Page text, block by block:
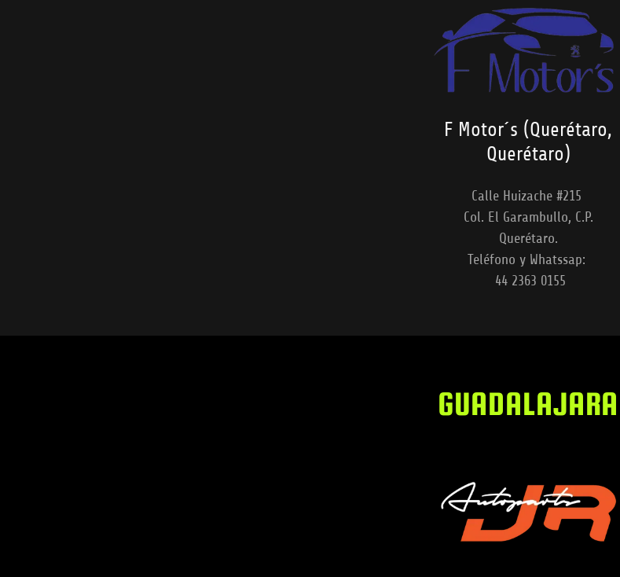
F Motor´s (Querétaro,
Querétaro)
Calle Huizache #215
Col. El Garambullo, C.P.
Querétaro.
Teléfono y Whatssap:
44 2363 0155
GUADALAJARA